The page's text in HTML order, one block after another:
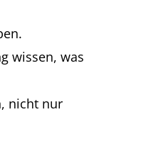
wissen, was
nicht nur